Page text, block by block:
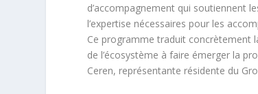
d’accompagnement qui soutiennent
l’expertise nécessaires pour les
Ce programme traduit concrètement
de l’écosystème à faire émerger la
Ceren, représentante résidente du